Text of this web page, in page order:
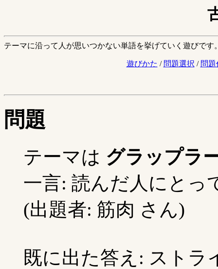
テーマに沿って人が思いつかない単語を挙げていく遊びです
遊びかた / 問題選択 / 問題
問題
テーマは グラップラ
一言: 読んだ人にと
(出題者: 筋肉 さん)
既に出た答え: ストラ